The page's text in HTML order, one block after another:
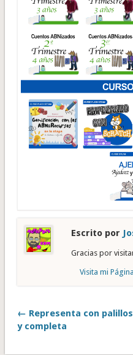
Escrito por
Gracias por
Visita mi
← Representa con palillos
y completa